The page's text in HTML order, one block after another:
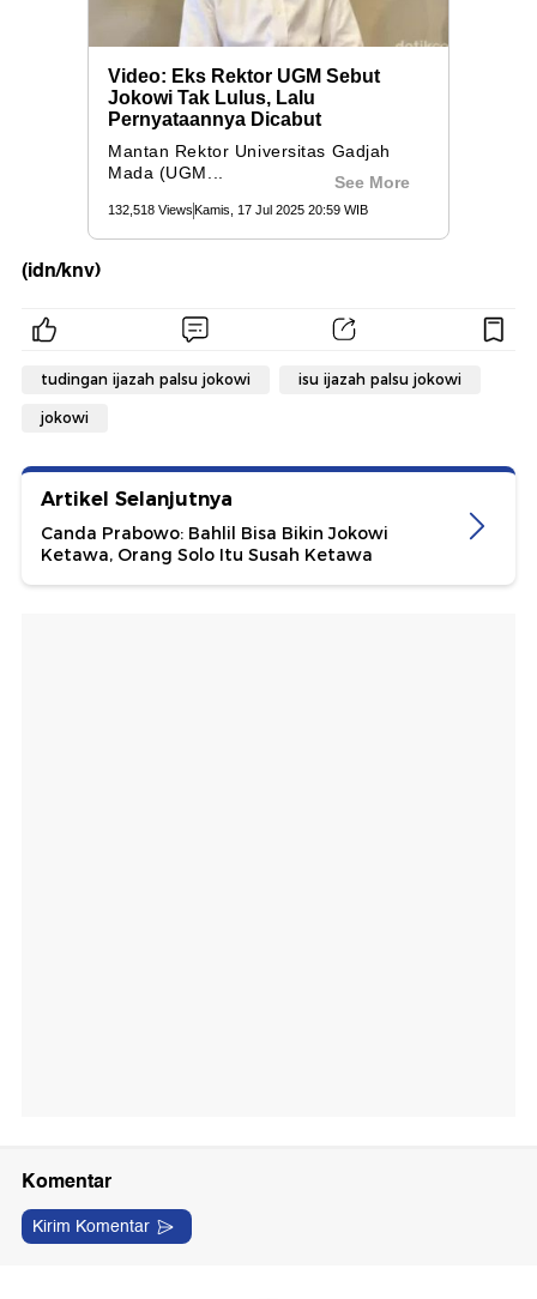
(idn/knv)
tudingan ijazah palsu jokowi isu ijazah palsu jokowi
jokowi
Artikel Selanjutnya
Canda Prabowo: Bahlil Bisa Bikin Jokowi
Ketawa, Orang Solo Itu Susah Ketawa